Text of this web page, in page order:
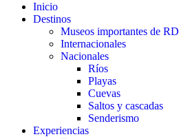
Inicio
Destinos
Museos importantes de RD
Internacionales
Nacionales
Ríos
Playas
Cuevas
Saltos y cascadas
Senderismo
Experiencias